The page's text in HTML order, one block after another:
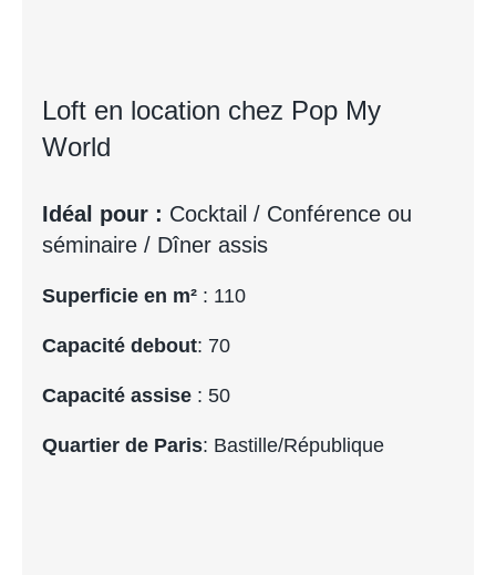
Loft en location chez Pop My
World
Idéal pour : Cocktail / Conférence ou
séminaire / Dîner assis
Superficie en m² : 110
Capacité debout: 70
Capacité assise : 50
Quartier de Paris: Bastille/République